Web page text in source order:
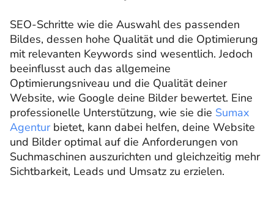
SEO-Schritte wie die Auswahl des passenden
Bildes, dessen hohe Qualität und die Optimierung
mit relevanten Keywords sind wesentlich. Jedoch
beeinflusst auch das allgemeine
Optimierungsniveau und die Qualität deiner
Website, wie Google deine Bilder bewertet. Eine
professionelle Unterstützung, wie sie die Sumax
Agenturbietet, kann dabei helfen, deine Website
und Bilder optimal auf die Anforderungen von
Suchmaschinen auszurichten und gleichzeitig mehr
Sichtbarkeit, Leads und Umsatz zu erzielen.